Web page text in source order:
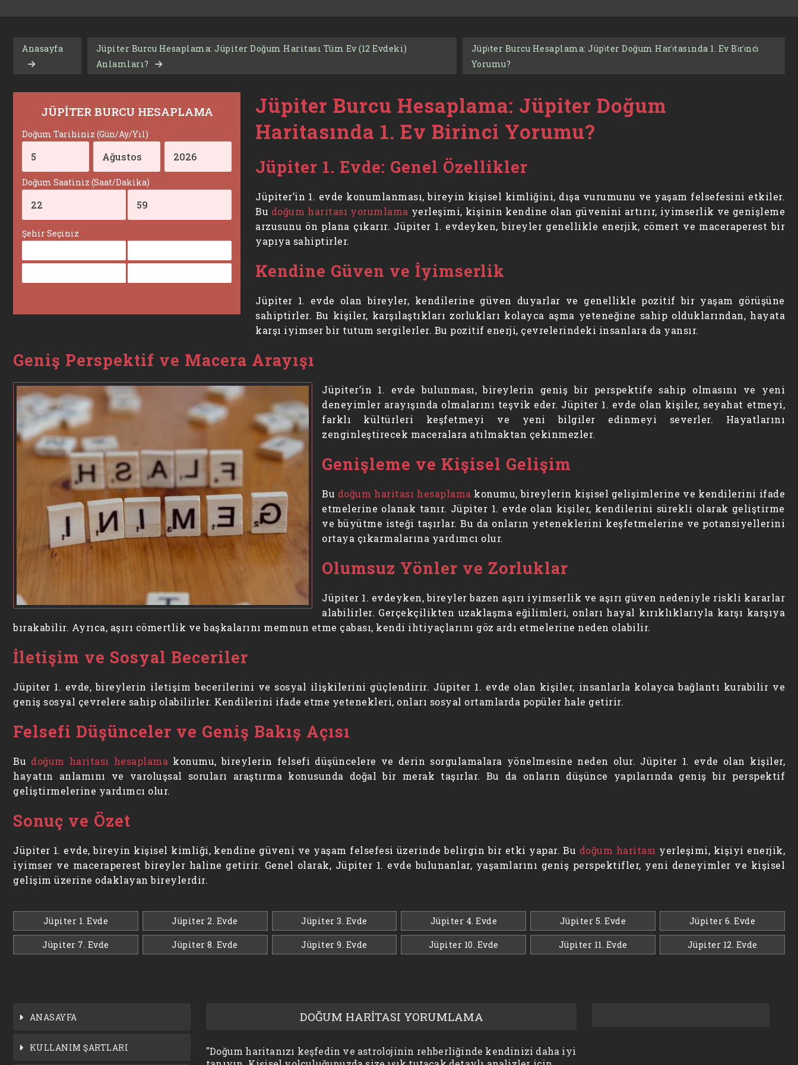
Anasayfa
Jüpiter Burcu Hesaplama: Jüpiter Doğum Haritası Tüm Ev (12 Evdeki)
Anlamları?
Jüpi̇ter Burcu Hesaplama: Jüpi̇ter Doğum Hari̇tasında 1. Ev Bi̇ri̇nci̇
Yorumu?
JÜPİTER BURCU HESAPLAMA
Doğum Tarihiniz (Gün/Ay/Yıl)
Doğum Saatiniz (Saat/Dakika)
Şehir Seçiniz
Jüpiter Burcu Hesaplama: Jüpiter Doğum
Haritasında 1. Ev Birinci Yorumu?
Jüpiter 1. Evde: Genel Özellikler
Jüpiter’in 1. evde konumlanması, bireyin kişisel kimliğini, dışa vurumunu ve yaşam felsefesini etkiler.
Bu doğum haritası yorumlama yerleşimi, kişinin kendine olan güvenini artırır, iyimserlik ve genişleme
arzusunu ön plana çıkarır. Jüpiter 1. evdeyken, bireyler genellikle enerjik, cömert ve maceraperest bir
yapıya sahiptirler.
Kendine Güven ve İyimserlik
Jüpiter 1. evde olan bireyler, kendilerine güven duyarlar ve genellikle pozitif bir yaşam görüşüne
sahiptirler. Bu kişiler, karşılaştıkları zorlukları kolayca aşma yeteneğine sahip olduklarından, hayata
karşı iyimser bir tutum sergilerler. Bu pozitif enerji, çevrelerindeki insanlara da yansır.
Geniş Perspektif ve Macera Arayışı
Jüpiter’in 1. evde bulunması, bireylerin geniş bir perspektife sahip olmasını ve yeni
deneyimler arayışında olmalarını teşvik eder. Jüpiter 1. evde olan kişiler, seyahat etmeyi,
farklı kültürleri keşfetmeyi ve yeni bilgiler edinmeyi severler. Hayatlarını
zenginleştirecek maceralara atılmaktan çekinmezler.
Genişleme ve Kişisel Gelişim
Bu doğum haritası hesaplama konumu, bireylerin kişisel gelişimlerine ve kendilerini ifade
etmelerine olanak tanır. Jüpiter 1. evde olan kişiler, kendilerini sürekli olarak geliştirme
ve büyütme isteği taşırlar. Bu da onların yeteneklerini keşfetmelerine ve potansiyellerini
ortaya çıkarmalarına yardımcı olur.
Olumsuz Yönler ve Zorluklar
Jüpiter 1. evdeyken, bireyler bazen aşırı iyimserlik ve aşırı güven nedeniyle riskli kararlar
alabilirler. Gerçekçilikten uzaklaşma eğilimleri, onları hayal kırıklıklarıyla karşı karşıya
bırakabilir. Ayrıca, aşırı cömertlik ve başkalarını memnun etme çabası, kendi ihtiyaçlarını göz ardı etmelerine neden olabilir.
İletişim ve Sosyal Beceriler
Jüpiter 1. evde, bireylerin iletişim becerilerini ve sosyal ilişkilerini güçlendirir. Jüpiter 1. evde olan kişiler, insanlarla kolayca bağlantı kurabilir ve
geniş sosyal çevrelere sahip olabilirler. Kendilerini ifade etme yetenekleri, onları sosyal ortamlarda popüler hale getirir.
Felsefi Düşünceler ve Geniş Bakış Açısı
Bu doğum haritası hesaplama konumu, bireylerin felsefi düşüncelere ve derin sorgulamalara yönelmesine neden olur. Jüpiter 1. evde olan kişiler,
hayatın anlamını ve varoluşsal soruları araştırma konusunda doğal bir merak taşırlar. Bu da onların düşünce yapılarında geniş bir perspektif
geliştirmelerine yardımcı olur.
Sonuç ve Özet
Jüpiter 1. evde, bireyin kişisel kimliği, kendine güveni ve yaşam felsefesi üzerinde belirgin bir etki yapar. Bu doğum haritası yerleşimi, kişiyi enerjik,
iyimser ve maceraperest bireyler haline getirir. Genel olarak, Jüpiter 1. evde bulunanlar, yaşamlarını geniş perspektifler, yeni deneyimler ve kişisel
gelişim üzerine odaklayan bireylerdir.
Jüpiter 1. Evde Jüpiter 2. Evde Jüpiter 3. Evde Jüpiter 4. Evde Jüpiter 5. Evde Jüpiter 6. Evde
Jüpiter 7. Evde Jüpiter 8. Evde Jüpiter 9. Evde Jüpiter 10. Evde Jüpiter 11. Evde Jüpiter 12. Evde
ANASAYFA
KULLANIM ŞARTLARI
DOĞUM HARİTASI YORUMLAMA
"Doğum haritanızı keşfedin ve astrolojinin rehberliğinde kendinizi daha iyi